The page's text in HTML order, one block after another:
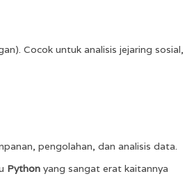
Cocok untuk analisis jejaring sosial,
pengolahan, dan analisis data.
Python yang sangat erat kaitannya